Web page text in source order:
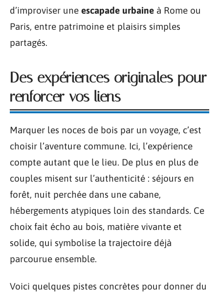
d’improviser une escapade urbaine à Rome ou
Paris, entre patrimoine et plaisirs simples
partagés.
Des expériences originales pour
renforcer vos liens
Marquer les noces de bois par un voyage, c’est
choisir l’aventure commune. Ici, l’expérience
compte autant que le lieu. De plus en plus de
couples misent sur l’authenticité : séjours en
forêt, nuit perchée dans une cabane,
hébergements atypiques loin des standards. Ce
choix fait écho au bois, matière vivante et
solide, qui symbolise la trajectoire déjà
parcourue ensemble.
Voici quelques pistes concrètes pour donner du